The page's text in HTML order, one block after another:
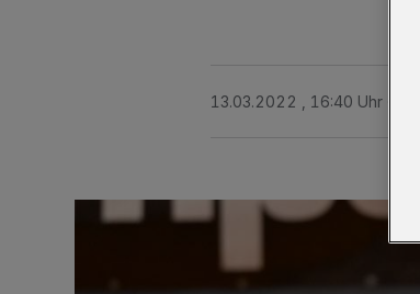
13.03.2022 , 16:40 Uhr